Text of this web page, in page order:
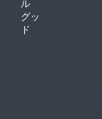
ル
グッ
ド